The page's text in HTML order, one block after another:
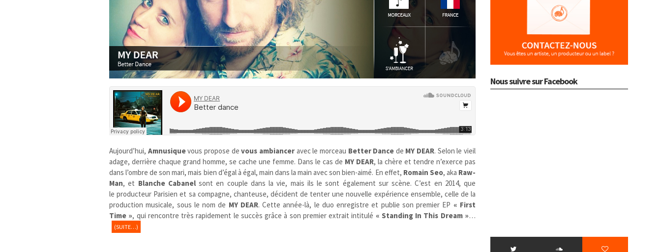
Aujourd’hui, Amnusiquevous propose devous ambianceravec le morceau Better Dance de MY DEAR. Selon le vieil
adage, derrière chaque grand homme, se cache une femme. Dans le cas de MY DEAR, la chère et tendre n’exerce pas
dans l’ombre de son mari, mais bien d’égal à égal, main dans la main avec son bien-aimé. En effet, Romain Seo, aka Raw-
Man, et Blanche Cabanelsont en couple dans la vie, mais ils le sont également sur scène. C’est en 2014, que
le producteur Parisien et sa compagne, chanteuse, décident de tenter une nouvelle expérience ensemble, celle de la
production musicale, sous le nom de MY DEAR. Cette année-là, le duo enregistre et publie son premier EP « First
Time », qui rencontre très rapidement le succès grâce à son premier extrait intitulé « Standing In This Dream »…
(SUITE…)
Nous suivre sur Facebook